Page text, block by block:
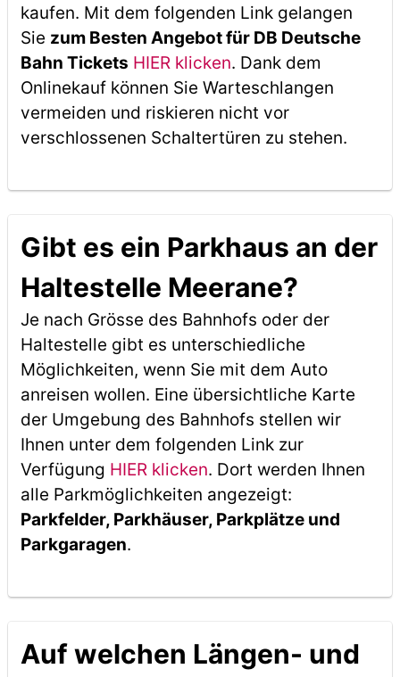
kaufen. Mit dem folgenden Link gelangen
Sie zum Besten Angebot für DB Deutsche
Bahn Tickets HIER klicken. Dank dem
Onlinekauf können Sie Warteschlangen
vermeiden und riskieren nicht vor
verschlossenen Schaltertüren zu stehen.
Gibt es ein Parkhaus an der
Haltestelle Meerane?
Je nach Grösse des Bahnhofs oder der
Haltestelle gibt es unterschiedliche
Möglichkeiten, wenn Sie mit dem Auto
anreisen wollen. Eine übersichtliche Karte
der Umgebung des Bahnhofs stellen wir
Ihnen unter dem folgenden Link zur
Verfügung HIER klicken. Dort werden Ihnen
alle Parkmöglichkeiten angezeigt:
Parkfelder, Parkhäuser, Parkplätze und
Parkgaragen.
Auf welchen Längen- und